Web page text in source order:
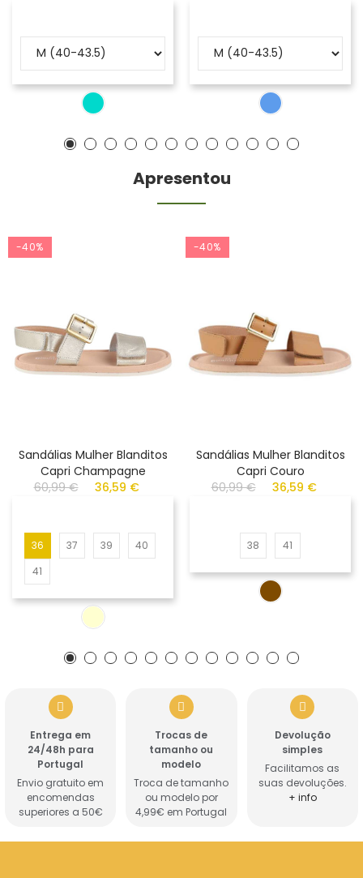
Apresentou
-40%
Sandálias Mulher Blanditos
Capri Champagne
60,99 €
36,59 €
36 37 39
40
41
-40%
Sandálias Mulher Blanditos
Capri Couro
60,99 €
36,59 €
38 41
Entrega em
24/48h para
Portugal
Envio gratuito em
encomendas
superiores a 50€
Trocas de
tamanho ou
modelo
Troca de tamanho
ou modelo por
4,99€ em Portugal
Devolução
simples
Facilitamos as
suas devoluções.
+ info